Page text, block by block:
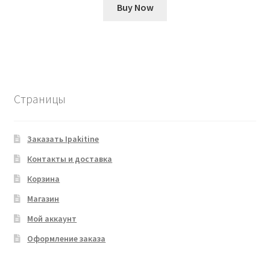
Buy Now
Страницы
Заказать Ipakitine
Контакты и доставка
Корзина
Магазин
Мой аккаунт
Оформление заказа